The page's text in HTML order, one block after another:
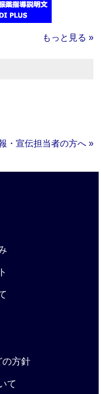
もっと見る »
・宣伝担当者の方へ »
の方針
て